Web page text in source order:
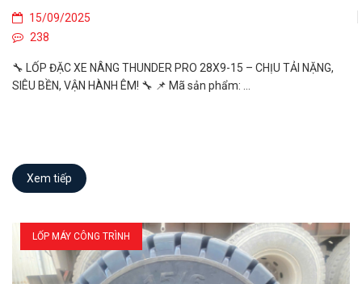
15/09/2025
238
🔧 LỐP ĐẶC XE NÂNG THUNDER PRO 28X9-15 – CHỊU TẢI NẶNG,
SIÊU BỀN, VẬN HÀNH ÊM! 🔧 📌 Mã sản phẩm: ...
Xem tiếp
LỐP MÁY CÔNG TRÌNH